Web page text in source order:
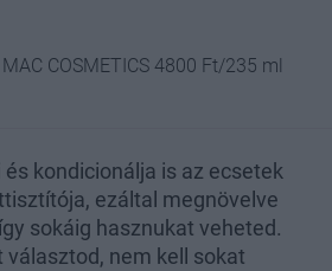
COSMETICS 4800 Ft/235 ml
kondicionálja is az ecsetek
ezáltal megnövelve
sokáig hasznukat veheted.
választod, nem kell sokat